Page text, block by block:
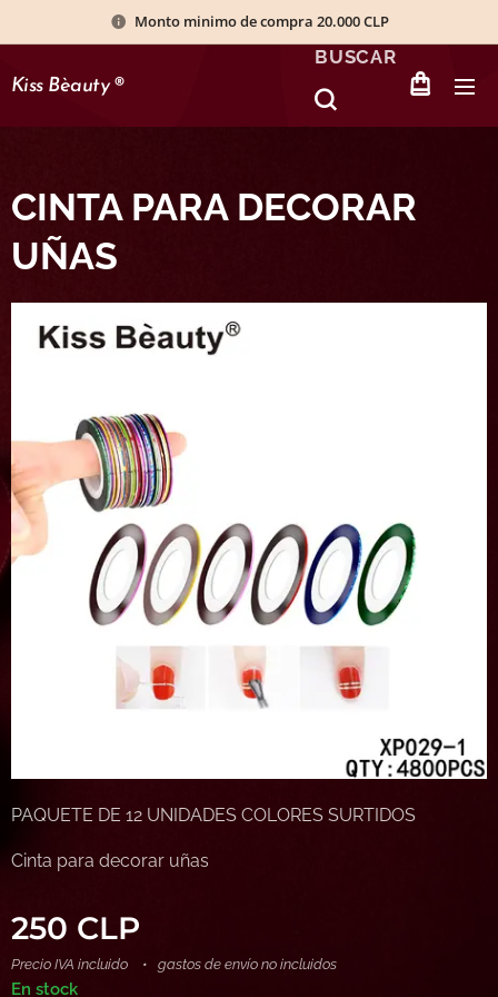
Monto minimo de compra 20.000 CLP
Kiss Bèauty®
BUSCAR
CINTA PARA DECORAR
UÑAS
PAQUETE DE 12 UNIDADES COLORES SURTIDOS
Cinta para decorar uñas
250 CLP
Precio IVA incluido gastos de envío no incluidos
En stock